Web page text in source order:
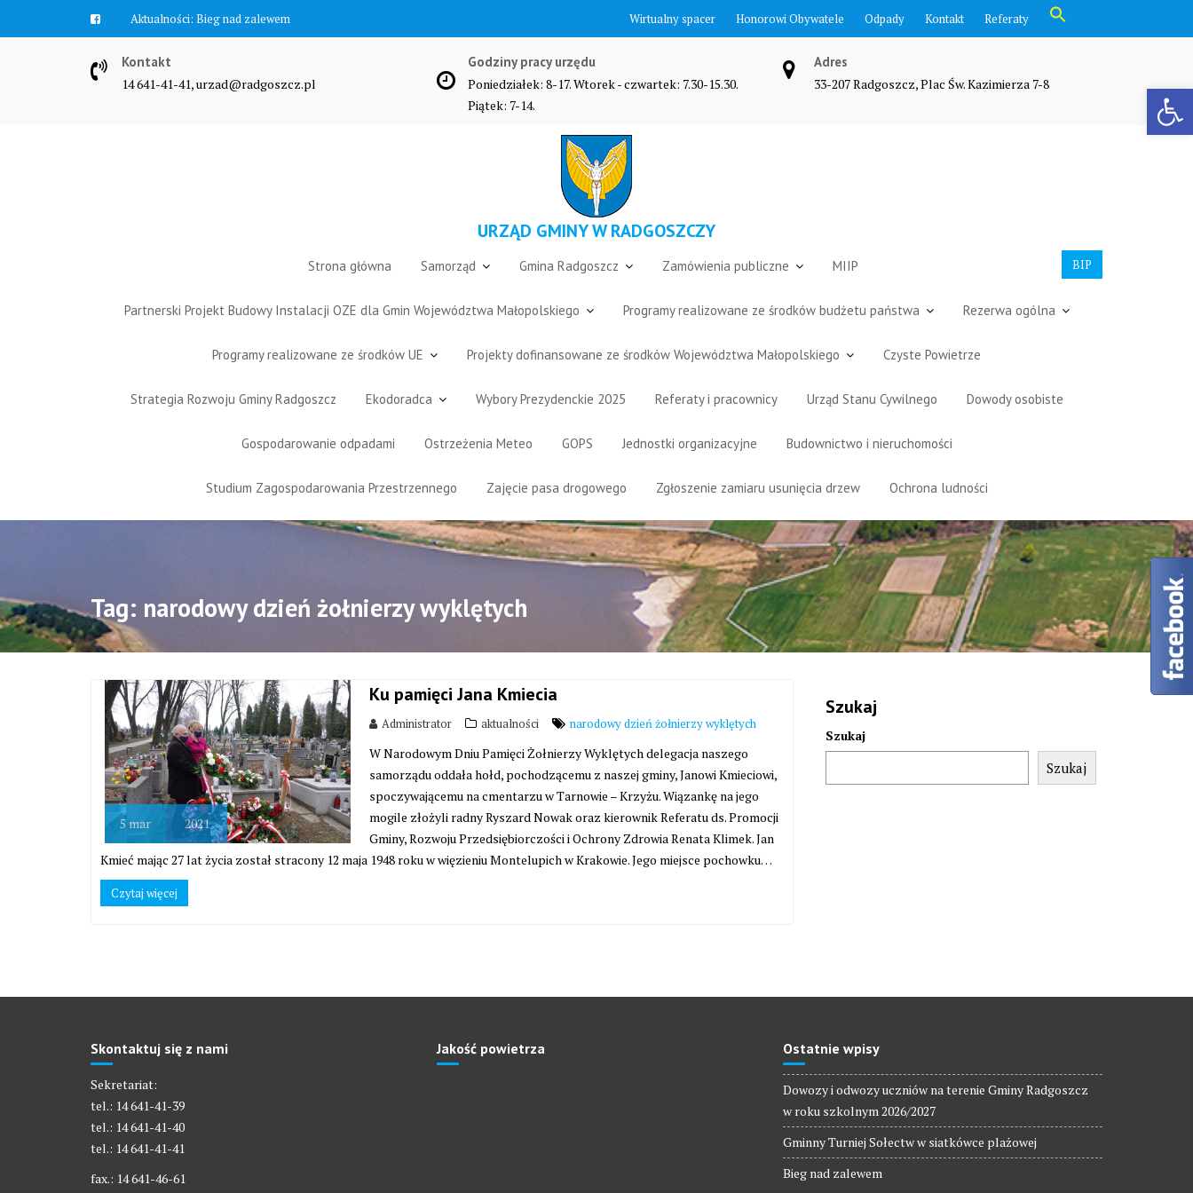
Otwórz pasek narzędzi
Aktualności: Bieg nad zalewem Wirtualny spacer Honorowi Obywatele Odpady Kontakt Referaty
Search Button
Kontakt
14 641-41-41, urzad@radgoszcz.pl
Godziny pracy urzędu
Poniedziałek: 8-17. Wtorek - czwartek: 7.30-15.30.
Piątek: 7-14.
Adres
33-207 Radgoszcz, Plac Św. Kazimierza 7-8
URZĄD GMINY W RADGOSZCZY
BIP
Strona główna Samorząd Gmina Radgoszcz Zamówienia publiczne MIIP
Partnerski Projekt Budowy Instalacji OZE dla Gmin Województwa Małopolskiego Programy realizowane ze środków budżetu państwa Rezerwa ogólna
Programy realizowane ze środków UE Projekty dofinansowane ze środków Województwa Małopolskiego Czyste Powietrze
Strategia Rozwoju Gminy Radgoszcz Ekodoradca Wybory Prezydenckie 2025 Referaty i pracownicy Urząd Stanu Cywilnego Dowody osobiste
Gospodarowanie odpadami Ostrzeżenia Meteo GOPS Jednostki organizacyjne Budownictwo i nieruchomości
Studium Zagospodarowania Przestrzennego Zajęcie pasa drogowego Zgłoszenie zamiaru usunięcia drzew Ochrona ludności
Tag: narodowy dzień żołnierzy wyklętych
5 mar 2021
Ku pamięci Jana Kmiecia
Administrator aktualności narodowy dzień żołnierzy wyklętych
W Narodowym Dniu Pamięci Żołnierzy Wyklętych delegacja naszego
samorządu oddała hołd, pochodzącemu z naszej gminy, Janowi Kmieciowi,
spoczywającemu na cmentarzu w Tarnowie – Krzyżu. Wiązankę na jego
mogile złożyli radny Ryszard Nowak oraz kierownik Referatu ds. Promocji
Gminy, Rozwoju Przedsiębiorczości i Ochrony Zdrowia Renata Klimek. Jan
Kmieć mając 27 lat życia został stracony 12 maja 1948 roku w więzieniu Montelupich w Krakowie. Jego miejsce pochowku…
Czytaj więcej
Szukaj
Szukaj
Szukaj
Skontaktuj się z nami
Sekretariat:
tel.: 14 641-41-39
tel.: 14 641-41-40
tel.: 14 641-41-41
fax.: 14 641-46-61
Jakość powietrza Ostatnie wpisy
Dowozy i odwozy uczniów na terenie Gminy Radgoszcz
w roku szkolnym 2026/2027
Gminny Turniej Sołectw w siatkówce plażowej
Bieg nad zalewem